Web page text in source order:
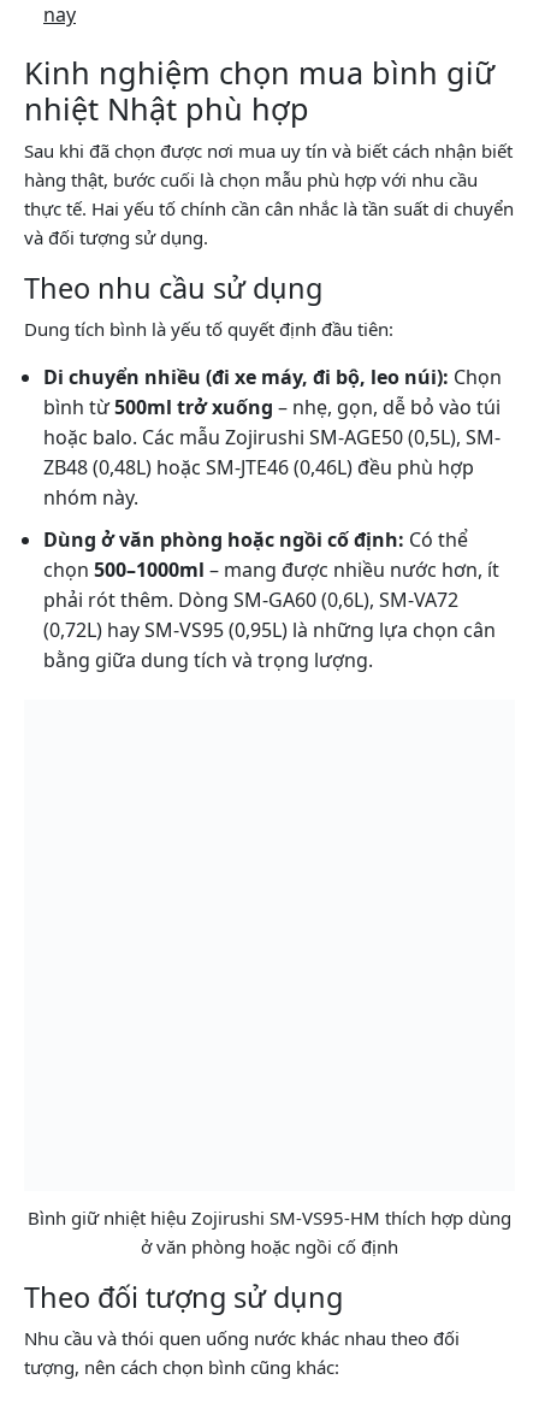
nay
Kinh nghiệm chọn mua bình giữ
nhiệt Nhật phù hợp
Sau khi đã chọn được nơi mua uy tín và biết cách nhận biết
hàng thật, bước cuối là chọn mẫu phù hợp với nhu cầu
thực tế. Hai yếu tố chính cần cân nhắc là tần suất di chuyển
và đối tượng sử dụng.
Theo nhu cầu sử dụng
Dung tích bình là yếu tố quyết định đầu tiên:
Di chuyển nhiều (đi xe máy, đi bộ, leo núi): Chọn
bình từ500ml trở xuống – nhẹ, gọn, dễ bỏ vào túi
hoặc balo. Các mẫu Zojirushi SM-AGE50 (0,5L), SM-
ZB48 (0,48L) hoặc SM-JTE46 (0,46L) đều phù hợp
nhóm này.
Dùng ở văn phòng hoặc ngồi cố định: Có thể
chọn 500–1000ml – mang được nhiều nước hơn, ít
phải rót thêm. Dòng SM-GA60 (0,6L), SM-VA72
(0,72L) hay SM-VS95 (0,95L) là những lựa chọn cân
bằng giữa dung tích và trọng lượng.
Bình giữ nhiệt hiệu Zojirushi SM-VS95-HM thích hợp dùng
ở văn phòng hoặc ngồi cố định
Theo đối tượng sử dụng
Nhu cầu và thói quen uống nước khác nhau theo đối
tượng, nên cách chọn bình cũng khác: